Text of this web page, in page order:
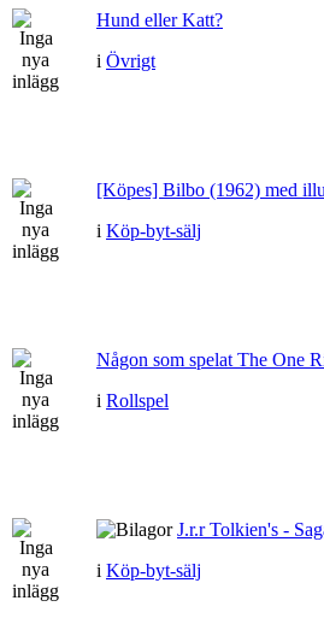
Hund eller Katt?
i Övrigt
[Köpes] Bilbo (1962) med
i Köp-byt-sälj
Någon som spelat The One
i Rollspel
J.r.r Tolkien's -
i Köp-byt-sälj